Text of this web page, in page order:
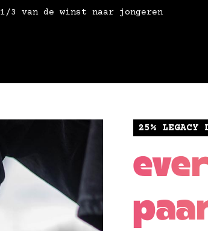
1/3 van de winst naar jongeren
25% LEGACY